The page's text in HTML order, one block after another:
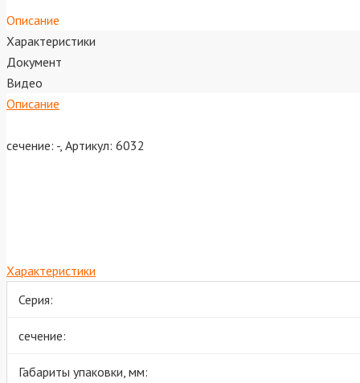
Описание
Характеристики
Документ
Видео
Описание
сечение: -, Артикул: 6032
Характеристики
Серия:
сечение:
Габариты упаковки, мм: